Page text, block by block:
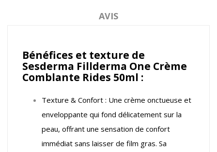
AVIS
Bénéfices et texture de
Sesderma Fillderma One Crème
Comblante Rides 50ml :
Texture & Confort : Une crème onctueuse et
enveloppante qui fond délicatement sur la
peau, offrant une sensation de confort
immédiat sans laisser de film gras. Sa